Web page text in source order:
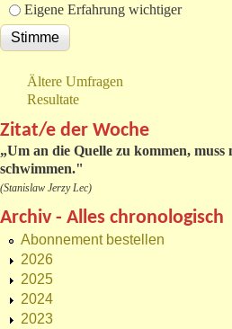
Eigene Erfahrung wichtiger
Ältere Umfragen
Resultate
Zitat/e der Woche
„Um an die Quelle zu kommen, muss
schwimmen."
(Stanislaw Jerzy Lec)
Archiv - Alles chronologisch
Abonnement bestellen
2026
2025
2024
2023